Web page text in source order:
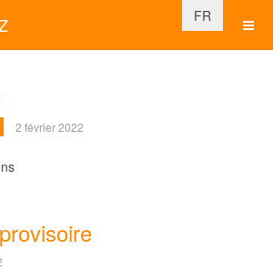
Sélectionnez
FR
2 février 2022